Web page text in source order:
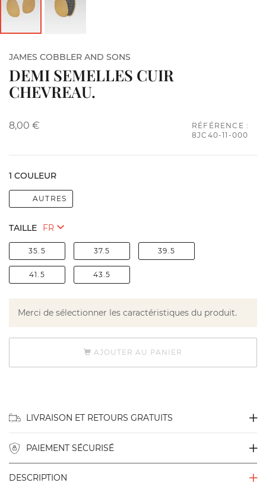
JAMES COBBLER AND SONS
DEMI SEMELLES CUIR
CHEVREAU.
8,00 €
RÉFÉRENCE :
8JC40-11-000
1 COULEUR
AUTRES
TAILLE
35.5 37.5 39.5
41.5 43.5
Merci de sélectionner les caractéristiques du produit.
AJOUTER AU PANIER
LIVRAISON ET RETOURS GRATUITS
PAIEMENT SÉCURISÉ
DESCRIPTION